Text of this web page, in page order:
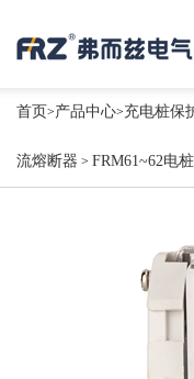
首页>产品中心>充电桩保
流熔断器 > FRM61~62电